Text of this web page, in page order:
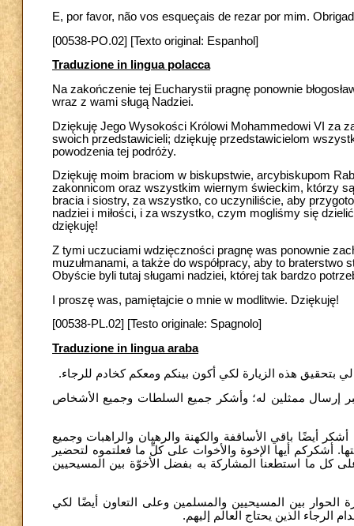
E, por favor, não vos esqueçais de rezar por mim.
[00538-PO.02] [Texto original: Espanhol]
Traduzione in lingua polacca
Na zakończenie tej Eucharystii pragnę ponownie
wraz z wami sługą Nadziei.
Dziękuję Jego Wysokości Królowi Mohammedowi VI za
swoich przedstawicieli; dziękuję przedstawicielom
powodzenia tej podróży.
Dziękuję moim braciom w biskupstwie, arcybiskupom
zakonnicom oraz wszystkim wiernym świeckim, którzy
bracia i siostry, za wszystko, co uczyniliście, aby
nadziei i miłości, i za wszystko, czym mogliśmy się
dziękuję!
Z tymi uczuciami wdzięczności pragnę was ponownie
muzułmanami, a także do współpracy, aby to braterstwo
Obyście byli tutaj sługami nadziei, której tak bardzo
I proszę was, pamiętajcie o mnie w modlitwie. Dziękuję!
[00538-PL.02] [Testo originale: Spagnolo]
Traduzione in lingua araba
بتحقيق هذه الزيارة لكي أكون بينكم ومعكم كخادم للرجاء.
إرسال ممثلين له؛ وأشكر جميع السلطات وجميع الأشخاص
أيضًا باقي الأساقفة والكهنة والرهبان والراهبات وجميع
أشكركم أيها الإخوة والأخوات على كلِّ ما فعلتموه لتحضير
كل ما استطعنا المشاركة به بفضل الأخوّة بين المسيحيين
بين المسيحيين والمسلمين وعلى التعاون أيضًا لكي
الرجاء الذين يحتاج العالم إليهم.